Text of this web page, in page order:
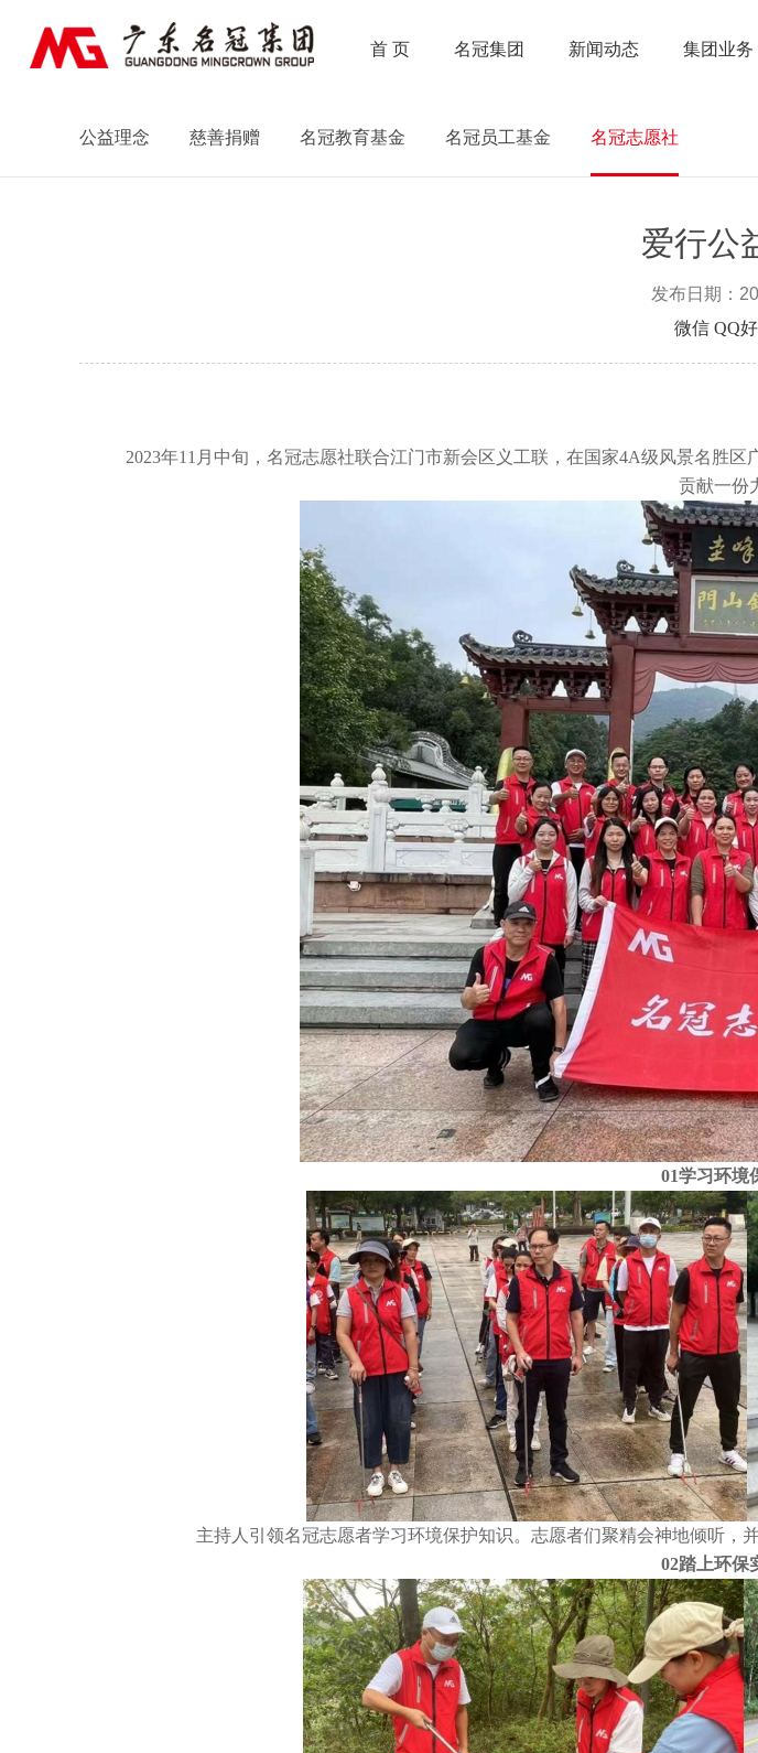
首 页 名冠集团 新闻动态 集团业务
公益理念 慈善捐赠 名冠教育基金 名冠员工基金 名冠志愿社
爱行公
发布日期：
微信 QQ
2023年11 月中旬，名冠志愿社联合江门市新会区义工联，在国家4A级风景名胜区
贡献一份
01学习环境
主持人引领名冠志愿者学习环境保护知识。志愿者们聚精会神地倾听，
02踏上环保